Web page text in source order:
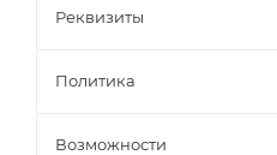
Реквизиты
Политика
Возможности